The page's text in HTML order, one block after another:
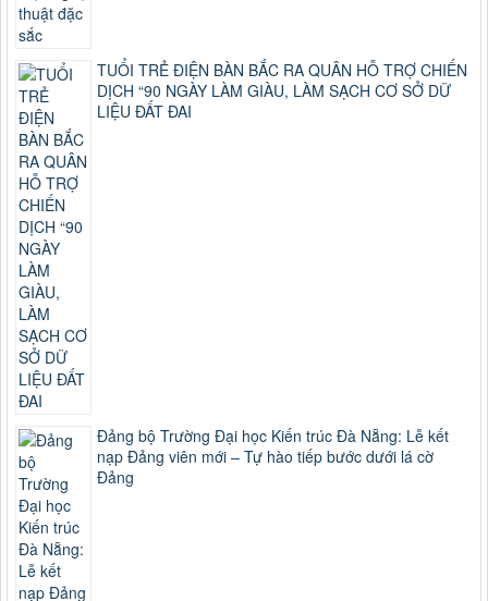
TUỔI TRẺ ĐIỆN BÀN BẮC RA QUÂN HỖ TRỢ CHIẾN
DỊCH “90 NGÀY LÀM GIÀU, LÀM SẠCH CƠ SỞ DỮ
LIỆU ĐẤT ĐAI
Đảng bộ Trường Đại học Kiến trúc Đà Nẵng: Lễ kết
nạp Đảng viên mới – Tự hào tiếp bước dưới lá cờ
Đảng